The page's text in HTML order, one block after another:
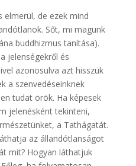
elmerül, de ezek mind
Sőt, mi magunk
buddhizmus tanítása).
jelenségekről és
azonosulva azt hisszük
a szenvedéseinknek
tudat örök. Ha képesek
jelenésként tekinteni,
a Tathágatát.
az állandótlanságot
mit? Hogyan láthatjuk